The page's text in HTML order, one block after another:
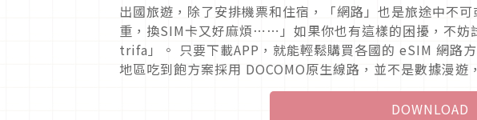
出國旅遊，除了安排機票和住宿，「網路」也是旅途中不
重，換SIM卡又好麻煩⋯⋯」如果你也有這樣的困擾，不妨
trifa」。 只要下載APP，就能輕鬆購買各國的 eSIM 網路
地區吃到飽方案採用 DOCOMO原生線路，並不是數據漫遊
DOWNLOAD